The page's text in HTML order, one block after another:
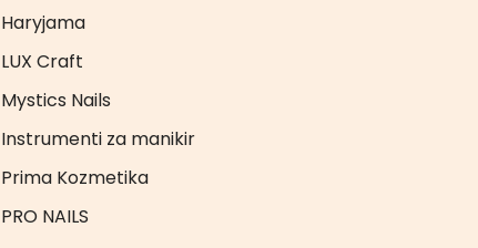
Haryjama
LUX Craft
Mystics Nails
Instrumenti za manikir
Prima Kozmetika
PRO NAILS